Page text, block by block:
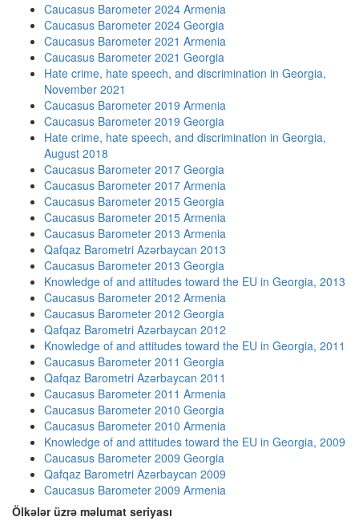
Caucasus Barometer 2024 Armenia
Caucasus Barometer 2024 Georgia
Caucasus Barometer 2021 Armenia
Caucasus Barometer 2021 Georgia
Hate crime, hate speech, and discrimination in Georgia,
November 2021
Caucasus Barometer 2019 Armenia
Caucasus Barometer 2019 Georgia
Hate crime, hate speech, and discrimination in Georgia,
August 2018
Caucasus Barometer 2017 Georgia
Caucasus Barometer 2017 Armenia
Caucasus Barometer 2015 Georgia
Caucasus Barometer 2015 Armenia
Caucasus Barometer 2013 Armenia
Qafqaz Barometri Azərbaycan 2013
Caucasus Barometer 2013 Georgia
Knowledge of and attitudes toward the EU in Georgia, 2013
Caucasus Barometer 2012 Armenia
Caucasus Barometer 2012 Georgia
Qafqaz Barometri Azərbaycan 2012
Knowledge of and attitudes toward the EU in Georgia, 2011
Caucasus Barometer 2011 Georgia
Qafqaz Barometri Azərbaycan 2011
Caucasus Barometer 2011 Armenia
Caucasus Barometer 2010 Georgia
Caucasus Barometer 2010 Armenia
Knowledge of and attitudes toward the EU in Georgia, 2009
Caucasus Barometer 2009 Georgia
Qafqaz Barometri Azərbaycan 2009
Caucasus Barometer 2009 Armenia
Ölkələr üzrə məlumat seriyası